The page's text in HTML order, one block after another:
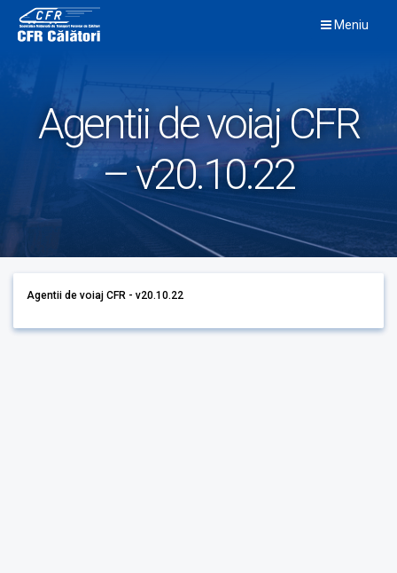
content
Meniu
Agentii de voiaj CFR
– v20.10.22
Agentii de voiaj CFR - v20.10.22